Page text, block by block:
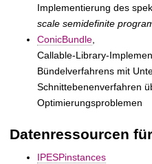
Implementierung des
scale semidefinite
ConicBundle,
Callable-Library-
Bündelverfahrens mit
Schnittebenenverfahren
Optimierungsproblemen
Datenressourcen
IPESPinstances